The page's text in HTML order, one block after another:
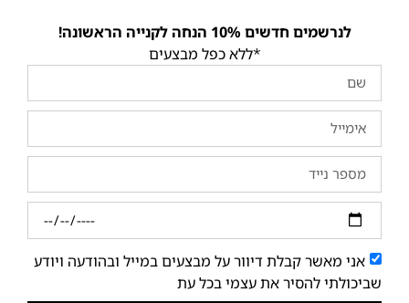
לנרשמים חדשים 10% הנחה לקנייה הראשונה!
*ללא כפל מבצעים
אני מאשר קבלת דיוור על מבצעים במייל ובהודעה ויודע
שביכולתי להסיר את עצמי בכל עת